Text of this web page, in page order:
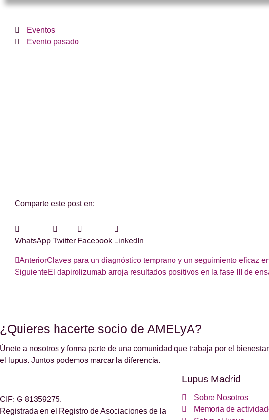
Eventos
Evento pasado
Comparte este post en:
WhatsApp Twitter Facebook LinkedIn
AnteriorClaves para un diagnóstico temprano y un seguimiento eficaz
SiguienteEl dapirolizumab arroja resultados positivos en la fase III de
¿Quieres hacerte socio de AMELyA?
Únete a nosotros y forma parte de una comunidad que trabaja por el
el lupus. Juntos podemos marcar la diferencia.
CIF: G-81359275.
Registrada en el Registro de Asociaciones de la
Lupus Madrid
Sobre Nosotros
Memoria de